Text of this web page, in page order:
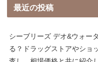
最近の投稿
シーブリーズ デオ&ウォー
る？ドラッグストアやショ